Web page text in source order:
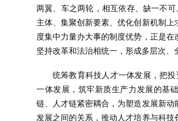
两翼、车之两轮，相互依存、缺一不
主体、集聚创新要素、优化创新机制
度集中力量办大事的制度优势，正是
坚持改革和法治相统一，形成多层次、
统筹教育科技人才一体发展，把
一体发展，筑牢新质生产力发展的基
链、人才链紧密耦合，为塑造发展新
发展之间的关系，推动人才培养与科